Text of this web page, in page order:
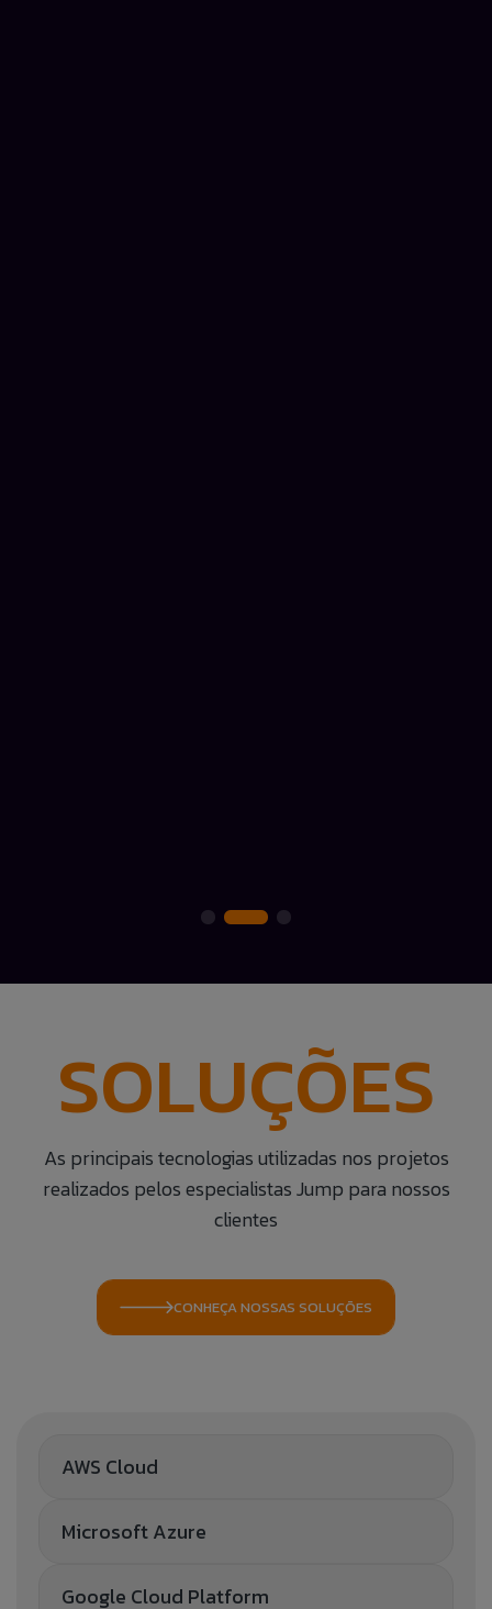
SOLUÇÕES
As principais tecnologias utilizadas nos projetos
realizados pelos especialistas Jump para nossos
clientes
CONHEÇA NOSSAS SOLUÇÕES
AWS Cloud
Microsoft Azure
Google Cloud Platform